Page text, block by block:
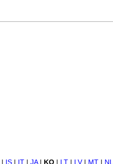
IS IT JA| KO LT LV| MT NL